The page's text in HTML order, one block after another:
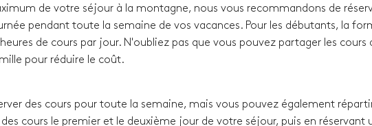
de votre séjour à la montagne, nous vous recommandons de
pendant toute la semaine de vos vacances. Pour les débutants, la
de cours par jour. N'oubliez pas que vous pouvez partager les cours
pour réduire le coût.
des cours pour toute la semaine, mais vous pouvez également
cours le premier et le deuxième jour de votre séjour, puis en réservant